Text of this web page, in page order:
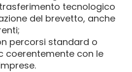
tecnologico
del brevetto, anche
percorsi standard o
coerentemente con le